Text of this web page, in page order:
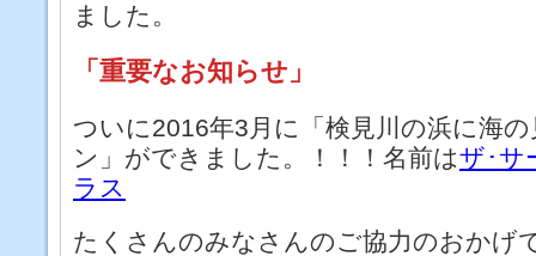
ました。
「重要なお知らせ」
ついに2016年3月に「検見川の浜に海
ン」ができました。！！！名前はザ･サ
ラス
たくさんのみなさんのご協力のおかげ